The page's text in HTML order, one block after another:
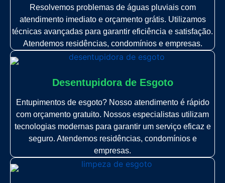
Resolvemos problemas de águas pluviais com
atendimento imediato e orçamento grátis. Utilizamos
técnicas avançadas para garantir eficiência e satisfação.
Atendemos residências, condomínios e empresas.
Desentupidora de Esgoto
Entupimentos de esgoto? Nosso atendimento é rápido
com orçamento gratuito. Nossos especialistas utilizam
tecnologias modernas para garantir um serviço eficaz e
seguro. Atendemos residências, condomínios e
empresas.